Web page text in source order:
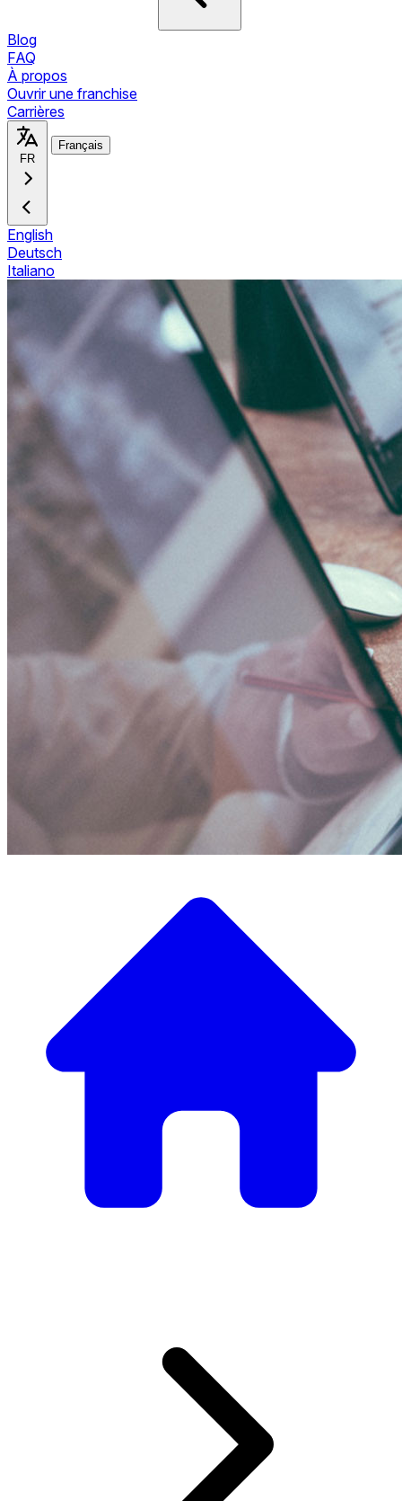
Blog
FAQ
À propos
Ouvrir une franchise
Carrières
FR
Français
English
Deutsch
Italiano